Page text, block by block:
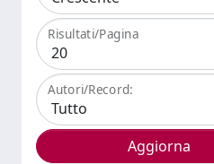
Risultati/Pagina
Autori/Record: